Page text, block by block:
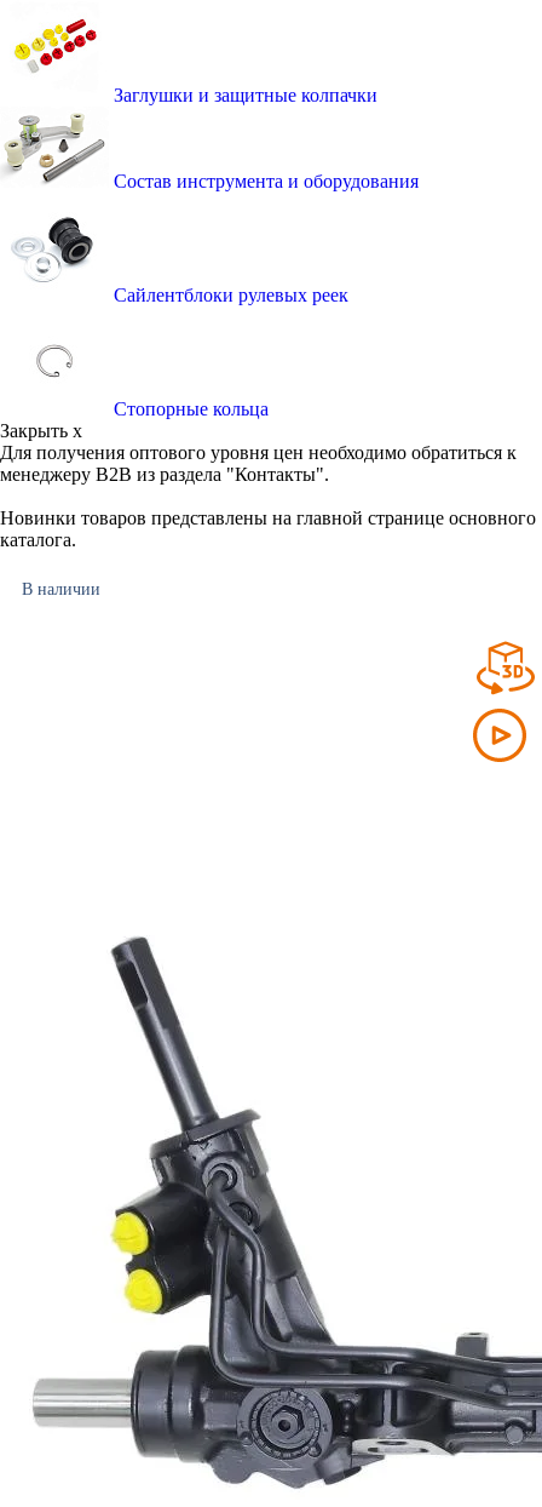
Заглушки и защитные колпачки
Состав инструмента и оборудования
Сайлентблоки рулевых реек
Стопорные кольца
Закрыть x
Для получения оптового уровня цен необходимо обратиться к
менеджеру B2B из раздела "Контакты".
Новинки товаров представлены на главной странице основного
каталога.
В наличии